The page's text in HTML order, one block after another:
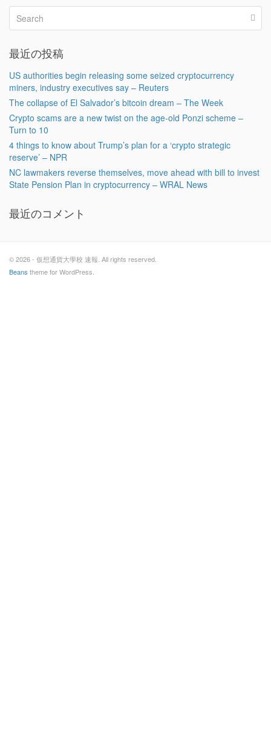
最近の投稿
US authorities begin releasing some seized cryptocurrency
miners, industry executives say – Reuters
The collapse of El Salvador’s bitcoin dream – The Week
Crypto scams are a new twist on the age-old Ponzi scheme –
Turn to 10
4 things to know about Trump’s plan for a ‘crypto strategic
reserve’ – NPR
NC lawmakers reverse themselves, move ahead with bill to invest
State Pension Plan in cryptocurrency – WRAL News
最近のコメント
© 2026 - 仮想通貨大學校 速報. All rights reserved.
Beans theme for WordPress.